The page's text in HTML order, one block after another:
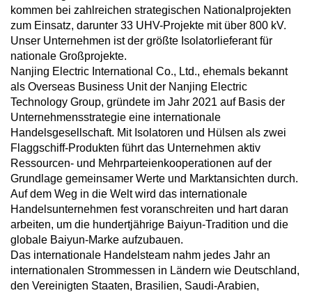
kommen bei zahlreichen strategischen Nationalprojekten
zum Einsatz, darunter 33 UHV-Projekte mit über 800 kV.
Unser Unternehmen ist der größte Isolatorlieferant für
nationale Großprojekte.
Nanjing Electric International Co., Ltd., ehemals bekannt
als Overseas Business Unit der Nanjing Electric
Technology Group, gründete im Jahr 2021 auf Basis der
Unternehmensstrategie eine internationale
Handelsgesellschaft. Mit Isolatoren und Hülsen als zwei
Flaggschiff-Produkten führt das Unternehmen aktiv
Ressourcen- und Mehrparteienkooperationen auf der
Grundlage gemeinsamer Werte und Marktansichten durch.
Auf dem Weg in die Welt wird das internationale
Handelsunternehmen fest voranschreiten und hart daran
arbeiten, um die hundertjährige Baiyun-Tradition und die
globale Baiyun-Marke aufzubauen.
Das internationale Handelsteam nahm jedes Jahr an
internationalen Strommessen in Ländern wie Deutschland,
den Vereinigten Staaten, Brasilien, Saudi-Arabien,